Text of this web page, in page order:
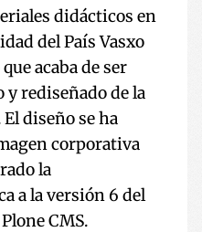
didácticos en
del País Vasxo
acaba de ser
rediseñado de la
diseño se ha
corporativa
la
a la versión 6 del
CMS.